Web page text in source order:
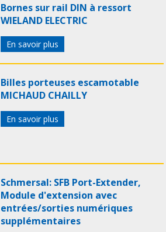
Bornes sur rail DIN à ressort
WIELAND ELECTRIC
En savoir plus
Billes porteuses escamotable
MICHAUD CHAILLY
En savoir plus
Schmersal: SFB Port-Extender,
Module d'extension avec
entrées/sorties numériques
supplémentaires